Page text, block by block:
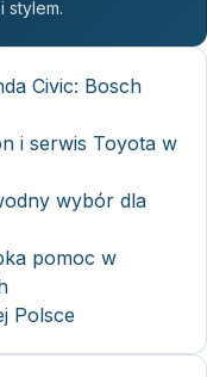
stylem.
Civic: Bosch
i serwis Toyota w
wybór dla
pomoc w
Polsce